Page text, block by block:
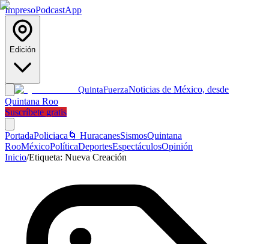
ImpresoPodcastApp
Edición
QuintaFuerzaNoticias de México, desde
Quintana Roo
Suscríbete gratis
PortadaPoliciaca 🌀 HuracanesSismosQuintana
RooMéxicoPolíticaDeportesEspectáculosOpinión
Inicio/Etiqueta: Nueva Creación